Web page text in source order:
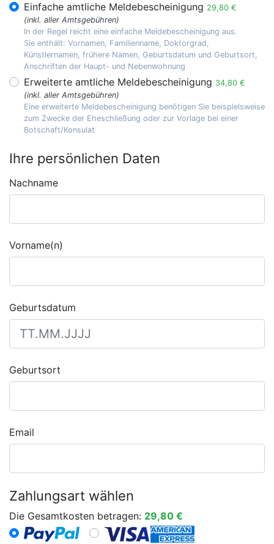
Einfache amtliche Meldebescheinigung 29,80 €
(inkl. aller Amtsgebühren)
In der Regel reicht eine einfache Meldebescheinigung aus.
Sie enthält: Vornamen, Familienname, Doktorgrad,
Künstlernamen, frühere Namen, Geburtsdatum und Geburtsort,
Anschriften der Haupt- und Nebenwohnung
Erweiterte amtliche Meldebescheinigung 34,80 €
(inkl. aller Amtsgebühren)
Eine erweiterte Meldebescheinigung benötigen Sie beispielsweise
zum Zwecke der Eheschließung oder zur Vorlage bei einer
Botschaft/Konsulat
Ihre persönlichen Daten
Nachname
Vorname(n)
Geburtsdatum
Geburtsort
Email
Zahlungsart wählen
Die Gesamtkosten betragen: 29,80 €